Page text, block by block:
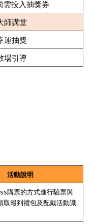
需投入抽獎券
師講堂
運抽獎
場引導
活動說明
購票的方式進行驗票與
取報到禮包及配戴活動識